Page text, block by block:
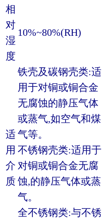
相
对
湿
度
10%~80%(RH)
适
用
介
质
铁壳及碳钢壳类:适
用于对铜或铜合金
无腐蚀的静压气体
或蒸气,如空气和煤
气等。
不锈钢壳类:适用于
对铜或铜合金无腐
蚀,的静压气体或蒸
气。
全不锈钢类:与不锈